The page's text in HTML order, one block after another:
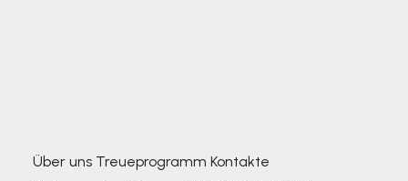
Über uns Treueprogramm Kontakte